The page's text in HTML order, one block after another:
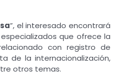
”, el interesado encontrará
que ofrece la
con registro de
de la internacionalización,
otros temas.